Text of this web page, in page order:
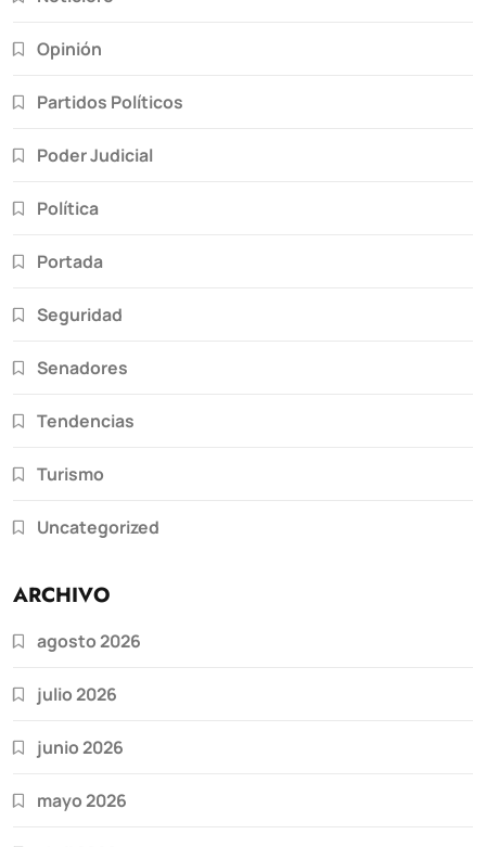
Opinión
Partidos Políticos
Poder Judicial
Política
Portada
Seguridad
Senadores
Tendencias
Turismo
Uncategorized
ARCHIVO
agosto 2026
julio 2026
junio 2026
mayo 2026